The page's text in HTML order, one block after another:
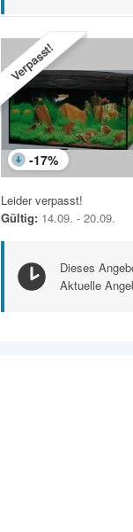
Verpasst!
-17%
Leider verpasst!
Gültig: 14.09. - 20.09.
Dieses
Aktuelle